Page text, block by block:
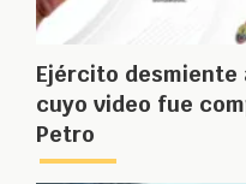
Ejército desmiente
cuyo video fue
Petro